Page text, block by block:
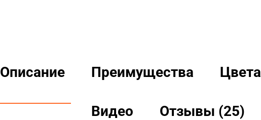
Описание Преимущества Цвета
Видео Отзывы (25)